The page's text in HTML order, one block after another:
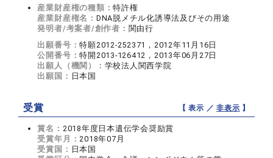
産業財産権の種類：特許権
産業財産権名： DNA脱メチル化誘導法及びその用途
発明者/考案者/創作者： 関由行
出願番号：特願2012-252371，2012年11月16日
公開番号：特開2013-126412，2013年06月27日
出願人（機関）： 学校法人関西学院
出願国： 日本国
受賞 【 表示 ／非表示 】
賞名： 2018年度日本遺伝学会奨励賞
受賞年月： 2018年07月
受賞国： 日本国